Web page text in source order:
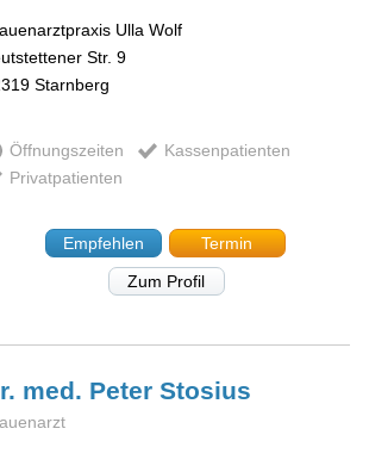
Ulla Wolf
Str. 9
Starnberg
Öffnungszeiten
Kassenpatienten
Privatpatienten
Empfehlen
Termin
Zum Profil
med. PeterStosius